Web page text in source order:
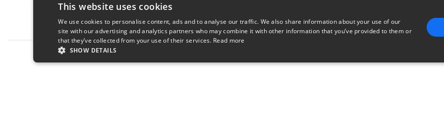
Kampagnen-ID:
waymaker-2024
This website uses cookies
We use cookies to personalise content, ads and to analyse our traffic. We also share information about your use of our
site with our advertising and analytics partners who may combine it with other information that you’ve provided to them or
that they’ve collected from your use of their services. Read more
SHOW DETAILS